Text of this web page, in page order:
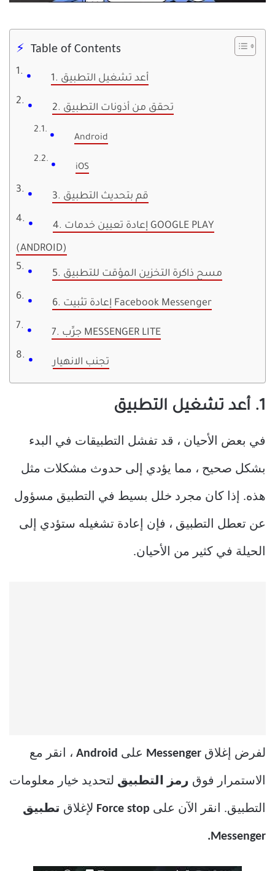
Table of Contents
1. أعد تشغيل التطبيق
2. تحقق من أذونات التطبيق
Android
iOS
3. قم بتحديث التطبيق
4. إعادة تعيين خدمات GOOGLE PLAY
(ANDROID)
5. مسح ذاكرة التخزين المؤقت للتطبيق
6. إعادة تثبيت Facebook Messenger
7. جرِّب MESSENGER LITE
تجنب الانهيار
1. أعد تشغيل التطبيق
في بعض الأحيان ، قد تفشل التطبيقات في البدء
بشكل صحيح ، مما يؤدي إلى حدوث مشكلات مثل
هذه. إذا كان مجرد خلل بسيط في التطبيق مسؤول
عن تعطل التطبيق ، فإن إعادة تشغيله ستؤدي إلى
الحيلة في كثير من الأحيان.
لفرض إغلاق Messenger على Android ، انقر مع
الاستمرار فوق رمز التطبيق لتحديد خيار معلومات
التطبيق. انقر الآن على Force stop لإغلاق تطبيق
Messenger.